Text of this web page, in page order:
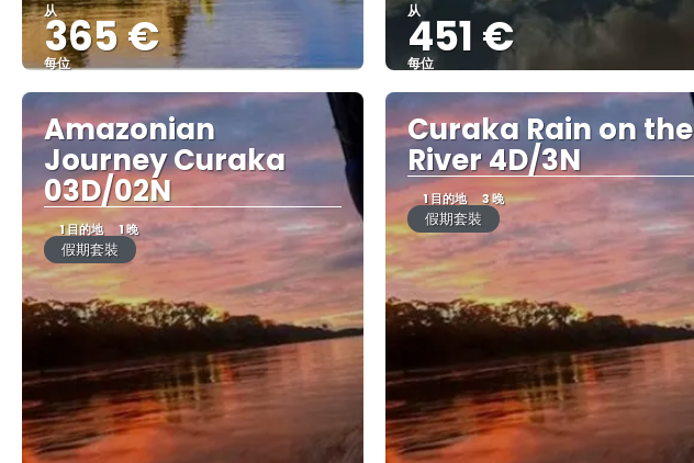
从
365 €
每位
查看
从
451 €
每位
查看
Amazonian
Journey Curaka
03D/02N
1 目的地 1 晚
假期套裝
Curaka Rain on the
River 4D/3N
1 目的地 3 晚
假期套裝